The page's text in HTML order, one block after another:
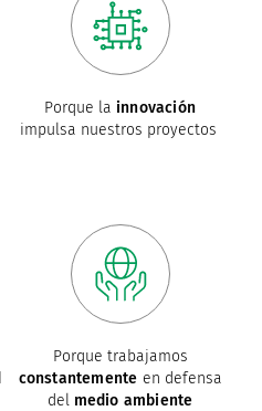
Porque la innovación
impulsa nuestros proyectos
Porque trabajamos
constantemente en defensa
del medio ambiente